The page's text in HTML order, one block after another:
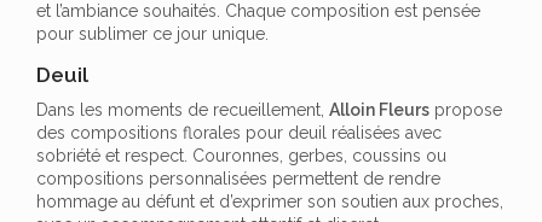
et l’ambiance souhaités. Chaque composition est pensée
pour sublimer ce jour unique.
Deuil
Dans les moments de recueillement, Alloin Fleurs propose
des compositions florales pour deuil réalisées avec
sobriété et respect. Couronnes, gerbes, coussins ou
compositions personnalisées permettent de rendre
hommage au défunt et d’exprimer son soutien aux proches,